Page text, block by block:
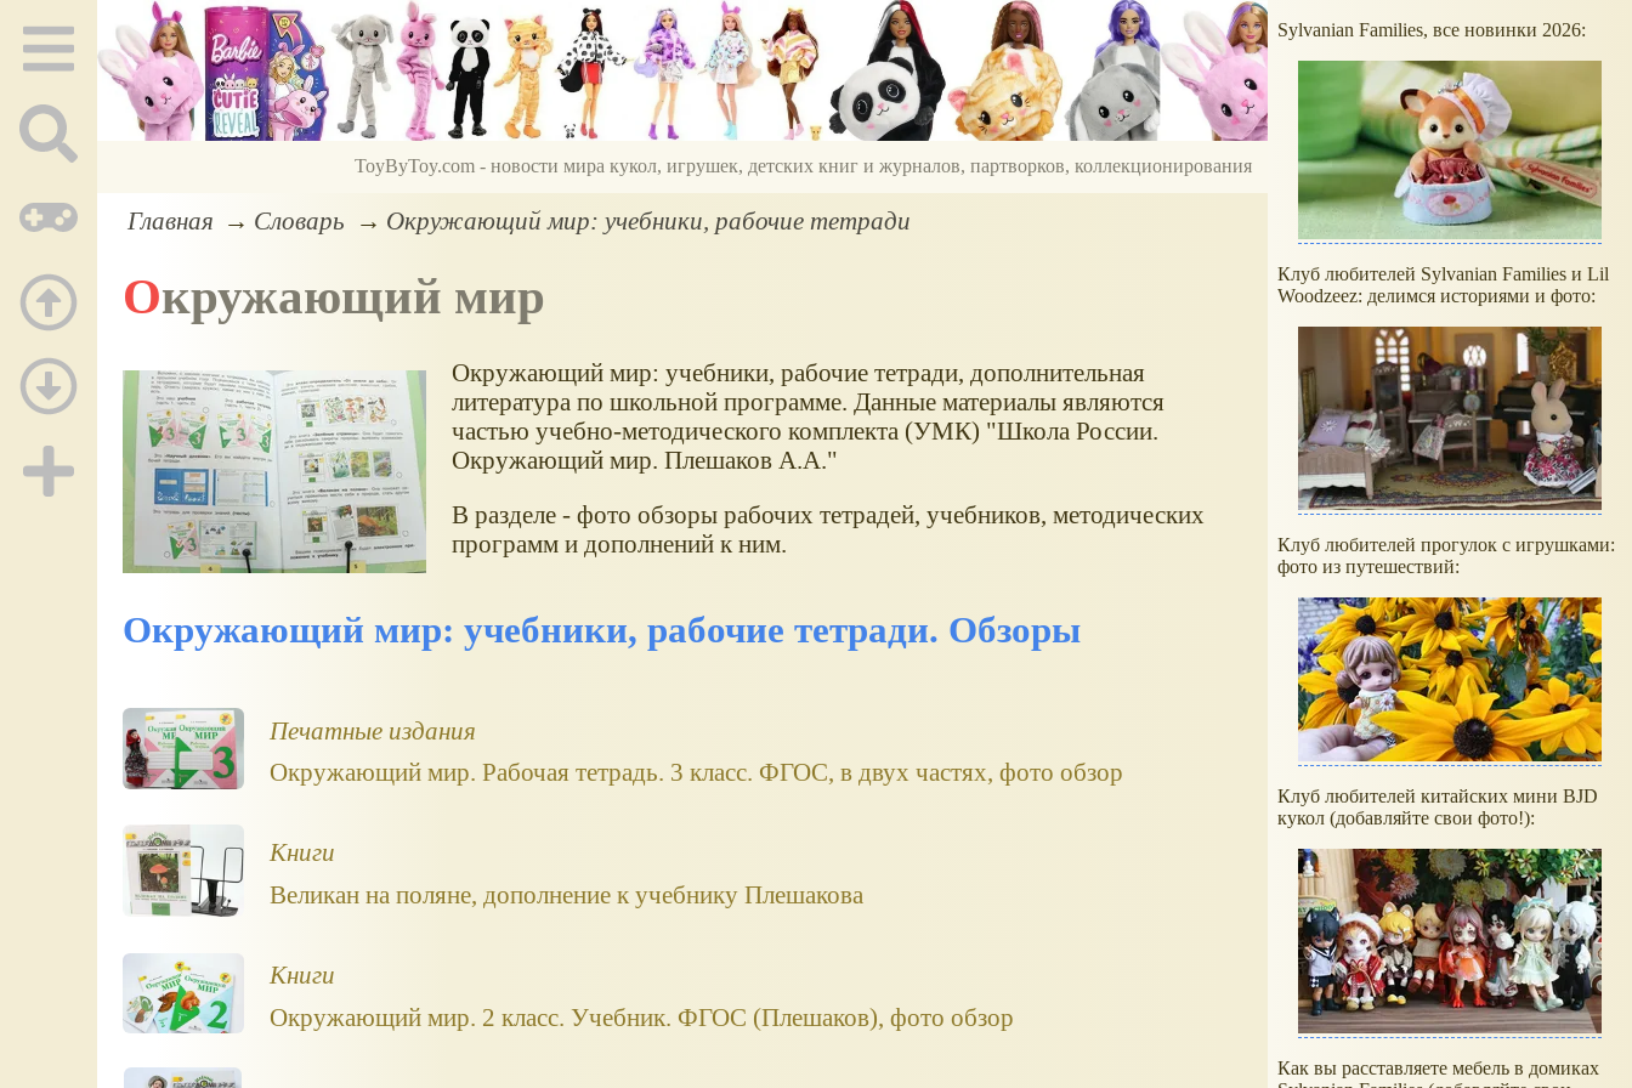
ToyByToy.com - новости мира кукол, игрушек, детских книг и журналов, партворков, коллекционирования
Главная Словарь Окружающий мир: учебники, рабочие тетради
Окружающий мир
Окружающий мир: учебники, рабочие тетради, дополнительная
литература по школьной программе. Данные материалы являются
частью учебно-методического комплекта (УМК) "Школа России.
Окружающий мир. Плешаков А.А."
В разделе - фото обзоры рабочих тетрадей, учебников, методических
программ и дополнений к ним.
Окружающий мир: учебники, рабочие тетради. Обзоры
Печатные издания
Окружающий мир. Рабочая тетрадь. 3 класс. ФГОС, в двух частях, фото обзор
Книги
Великан на поляне, дополнение к учебнику Плешакова
Книги
Окружающий мир. 2 класс. Учебник. ФГОС (Плешаков), фото обзор
Sylvanian Families, все новинки 2026:
Клуб любителей Sylvanian Families и Lil
Woodzeez: делимся историями и фото:
Клуб любителей прогулок с игрушками:
фото из путешествий:
Клуб любителей китайских мини BJD
кукол (добавляйте свои фото!):
Как вы расставляете мебель в домиках